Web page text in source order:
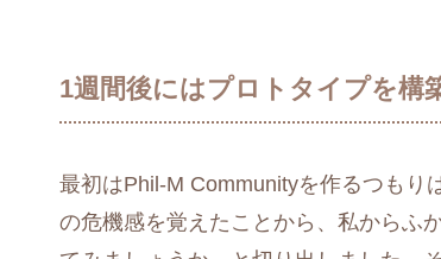
1週間後にはプロトタイプを構
最初はPhil-M Communityを作るつもり
の危機感を覚えたことから、私からふ